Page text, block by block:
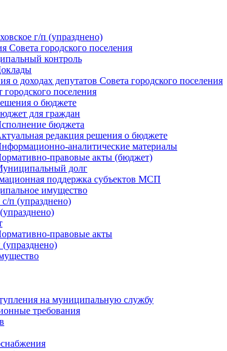
г/п (упразднено)
Совета городского поселения
контроль
о доходах депутатов Совета городского поселения
поселения
о бюджете
для граждан
бюджета
редакция решения о бюджете
аналитические материалы
правовые акты (бюджет)
долг
поддержка субъектов МСП
имущество
п (упразднено)
правовые акты
на муниципальную службу
требования